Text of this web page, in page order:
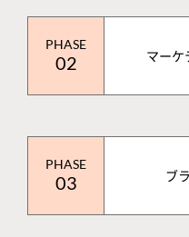
PHASE
02 マーケ
PHASE
03 ブ